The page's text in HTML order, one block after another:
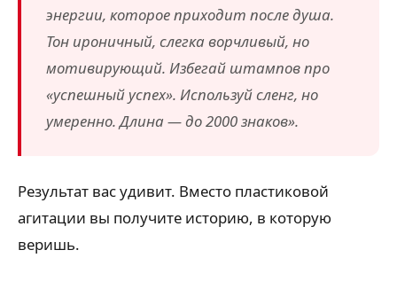
энергии, которое приходит после душа.
Тон ироничный, слегка ворчливый, но
мотивирующий. Избегай штампов про
«успешный успех». Используй сленг, но
умеренно. Длина — до 2000 знаков».
Результат вас удивит. Вместо пластиковой
агитации вы получите историю, в которую
веришь.